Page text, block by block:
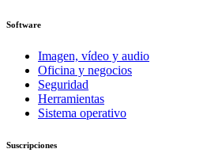
Software
Imagen, vídeo y audio
Oficina y negocios
Seguridad
Herramientas
Sistema operativo
Suscripciones